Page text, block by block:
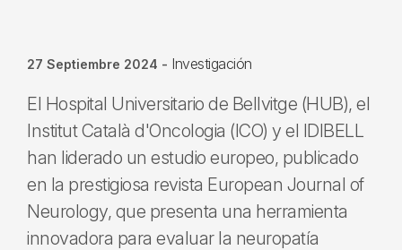
27 Septiembre 2024 - Investigación
El Hospital Universitario de Bellvitge (HUB), el
Institut Català d'Oncologia (ICO) y el IDIBELL
han liderado un estudio europeo, publicado
en la prestigiosa revista European Journal of
Neurology, que presenta una herramienta
innovadora para evaluar la neuropatía